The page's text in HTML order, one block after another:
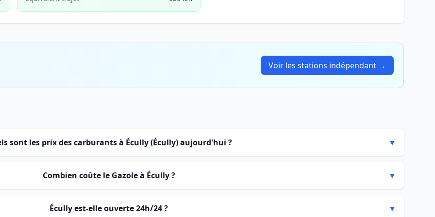
Voir les stations indépendant →
sont les prix des carburants à Écully (Écully) aujourd'hui ? ▼
Combien coûte le Gazole à Écully ? ▼
Écully est-elle ouverte 24h/24 ? ▼